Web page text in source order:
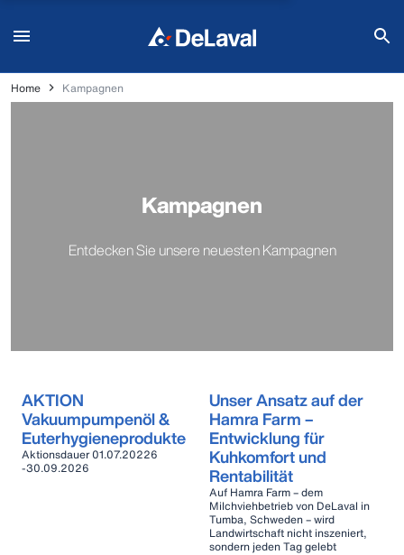
Home Kampagnen
Kampagnen
Entdecken Sie unsere neuesten Kampagnen
AKTION
Vakuumpumpenöl &
Euterhygieneprodukte
Aktionsdauer 01.07.20226
-30.09.2026
Unser Ansatz auf der
Hamra Farm –
Entwicklung für
Kuhkomfort und
Rentabilität
Auf Hamra Farm – dem
Milchviehbetrieb von DeLaval in
Tumba, Schweden – wird
Landwirtschaft nicht inszeniert,
sondern jeden Tag gelebt